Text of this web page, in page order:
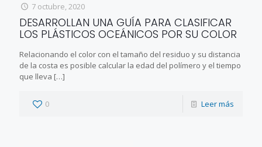
7 octubre, 2020
DESARROLLAN UNA GUÍA PARA CLASIFICAR
LOS PLÁSTICOS OCEÁNICOS POR SU COLOR
Relacionando el color con el tamaño del residuo y su distancia
de la costa es posible calcular la edad del polímero y el tiempo
que lleva […]
0 Leer más